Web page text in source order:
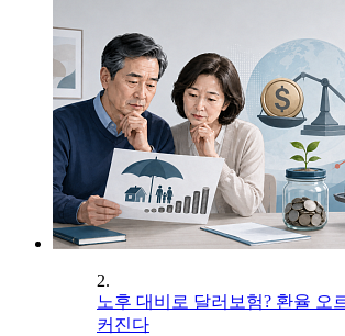
2.
노후 대비로 달러보험? 환율 오
커진다